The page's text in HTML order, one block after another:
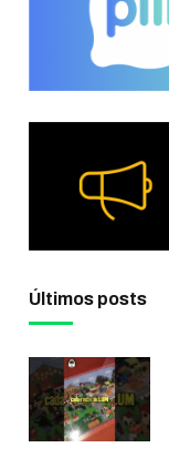
Últimos posts